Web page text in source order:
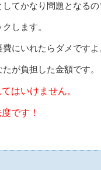
てかなり問題となるの
します。
にいれたらダメですよ
が負担した金額です。
はいけません。
です！